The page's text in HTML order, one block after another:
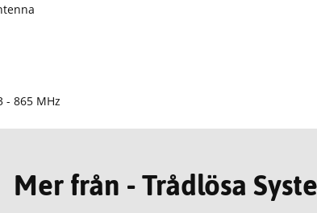
- 865 MHz
Mer från - Trådlösa